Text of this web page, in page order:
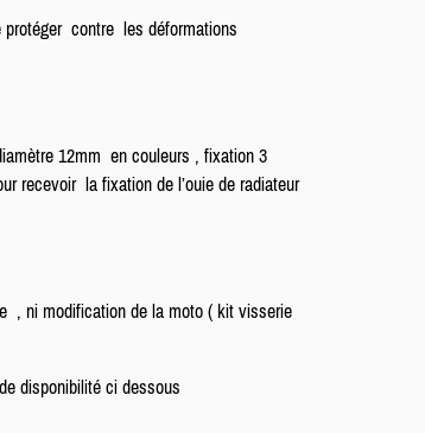
protéger contre les déformations
12mm en couleurs , fixation 3
recevoir la fixation de l’ouie de radiateur
, ni modification de la moto ( kit visserie
disponibilité ci dessous